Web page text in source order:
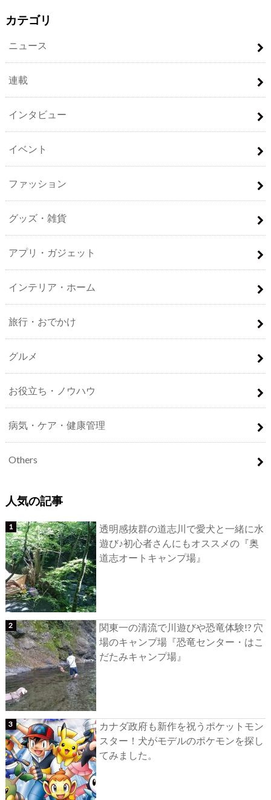
カテゴリ
ニュース
連載
インタビュー
イベント
ファッション
グッズ・雑貨
アプリ・ガジェット
インテリア・ホーム
旅行・おでかけ
グルメ
お役立ち・ノウハウ
病気・ケア・健康管理
Others
人気の記事
透明感抜群の道志川で愛犬と一緒に水
遊び♪初心者さんにもオススメの『奥
道志オートキャンプ場』
関東一の清流で川遊びや恐竜体験!? 穴
場のキャンプ場『恐竜センター・はこ
だたみキャンプ場』
カナダ政府も新作を祝うポケットモン
スター！犬がモデルのポケモンを探し
てみました。